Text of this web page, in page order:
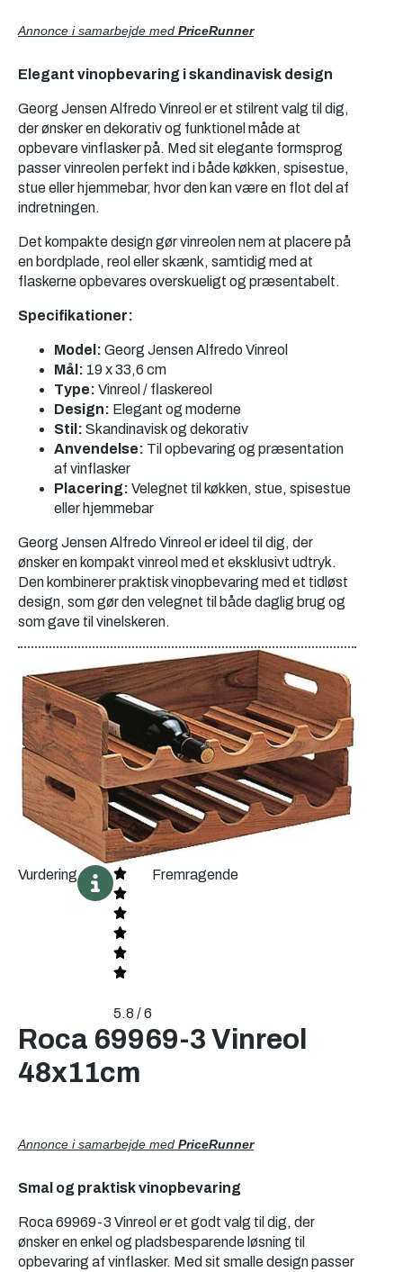
Annonce i samarbejde med PriceRunner
Elegant vinopbevaring i skandinavisk design
Georg Jensen Alfredo Vinreol er et stilrent valg til dig,
der ønsker en dekorativ og funktionel måde at
opbevare vinflasker på. Med sit elegante formsprog
passer vinreolen perfekt ind i både køkken, spisestue,
stue eller hjemmebar, hvor den kan være en flot del af
indretningen.
Det kompakte design gør vinreolen nem at placere på
en bordplade, reol eller skænk, samtidig med at
flaskerne opbevares overskueligt og præsentabelt.
Specifikationer:
Model: Georg Jensen Alfredo Vinreol
Mål: 19 x 33,6 cm
Type: Vinreol / flaskereol
Design: Elegant og moderne
Stil: Skandinavisk og dekorativ
Anvendelse: Til opbevaring og præsentation
af vinflasker
Placering: Velegnet til køkken, stue, spisestue
eller hjemmebar
Georg Jensen Alfredo Vinreol er ideel til dig, der
ønsker en kompakt vinreol med et eksklusivt udtryk.
Den kombinerer praktisk vinopbevaring med et tidløst
design, som gør den velegnet til både daglig brug og
som gave til vinelskeren.
Vurdering
5.8 / 6
Fremragende
Roca 69969-3 Vinreol
48x11cm
Annonce i samarbejde med PriceRunner
Smal og praktisk vinopbevaring
Roca 69969-3 Vinreol er et godt valg til dig, der
ønsker en enkel og pladsbesparende løsning til
opbevaring af vinflasker. Med sit smalle design passer